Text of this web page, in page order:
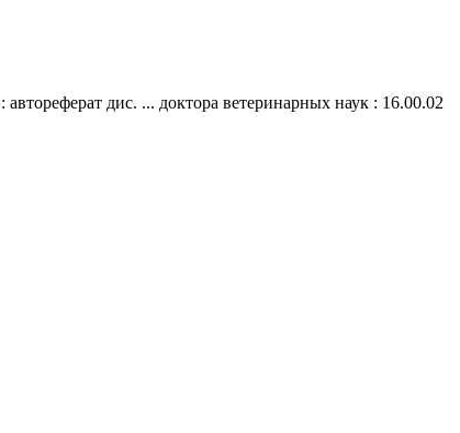
дис. ... доктора ветеринарных наук : 16.00.02